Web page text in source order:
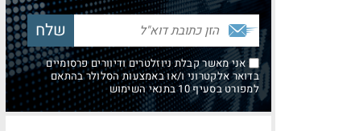
אני מאשר קבלת ניוזלטרים ודיוורים פרסומיים
בדואר אלקטרוני ו/או באמצעות הסלולר בהתאם
למפורט בסעיף 10 בתנאי השימוש